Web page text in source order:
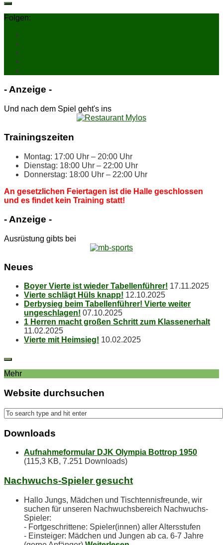
Folgen:
- An­zei­ge -
Und nach dem Spiel geht's ins
Trai­nings­zei­ten
Mon­tag: 17:00 Uhr – 20:00 Uhr
Diens­tag: 18:00 Uhr – 22:00 Uhr
Don­ners­tag: 18:00 Uhr – 22:00 Uhr
An ge­setz­li­chen Fei­er­ta­gen ist die Hal­le ge­schlos­sen
und es fin­det kein Trai­ning statt!
- An­zei­ge -
Ausrüstung gibts bei
Neu­es
Boy­er Vier­te ist wie­der Tabellenführer! 17.11.2025
Vier­te schlägt Hüls knapp! 12.10.2025
Der­by­sieg beim Ta­bel­len­füh­rer! Vier­te wei­ter
ungeschlagen! 07.10.2025
1 Her­ren macht gro­ßen Schritt zum Klassenerhalt
11.02.2025
Vier­te mit Heimsieg! 10.02.2025
Mehr
Web­site durchsuchen
Down­loads
Aufnahmeformular DJK Olympia Bottrop 1950
(115,3 KB, 7.251 Downloads)
Nach­wuchs-Spie­ler gesucht
Hallo Jungs, Mädchen und Tischtennisfreunde, wir
suchen für unseren Nachwuchsbereich Nachwuchs-
Spieler:
- Fortgeschrittene: Spieler(innen) aller Altersstufen
- Einsteiger: Mädchen und Jungen ab ca. 6-7 Jahre